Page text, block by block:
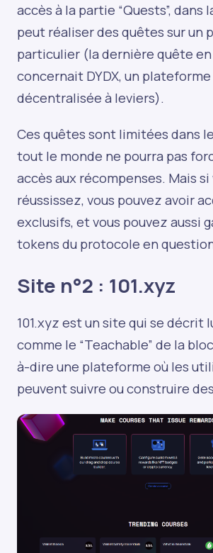
accès à la partie “Quests”, dans
peut réaliser des quêtes sur un
particulier (la dernière quête
concernait DYDX, un plateforme
décentralisée à leviers).
Ces quêtes sont limitées dans
tout le monde ne pourra pas
accès aux récompenses. Mais si
réussissez, vous pouvez avoir
exclusifs, et vous pouvez aussi
tokens du protocole en
Site n°2 : 101.xyz
101.xyz est un site qui se décrit
comme le “Teachable” de la
à-dire une plateforme où les
peuvent suivre ou construire